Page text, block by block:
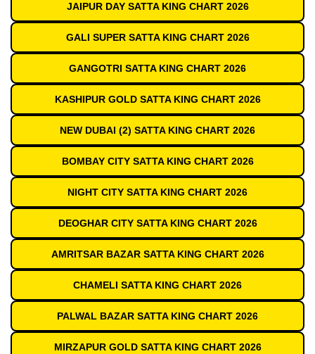
JAIPUR DAY SATTA KING CHART 2026
GALI SUPER SATTA KING CHART 2026
GANGOTRI SATTA KING CHART 2026
KASHIPUR GOLD SATTA KING CHART 2026
NEW DUBAI (2) SATTA KING CHART 2026
BOMBAY CITY SATTA KING CHART 2026
NIGHT CITY SATTA KING CHART 2026
DEOGHAR CITY SATTA KING CHART 2026
AMRITSAR BAZAR SATTA KING CHART 2026
CHAMELI SATTA KING CHART 2026
PALWAL BAZAR SATTA KING CHART 2026
MIRZAPUR GOLD SATTA KING CHART 2026